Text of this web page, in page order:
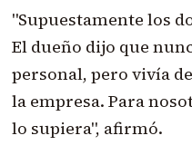
"Supuestamente los
El dueño dijo que
personal, pero vivía
la empresa. Para
lo supiera", afirmó.